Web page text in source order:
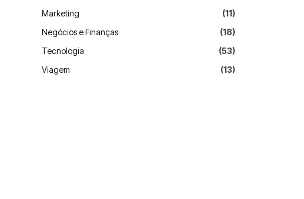
Marketing
(11)
Negócios e Finanças
(18)
Tecnologia
(53)
Viagem
(13)